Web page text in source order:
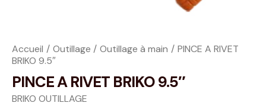
Accueil Outillage Outillage à main
PINCE A RIVET
BRIKO 9.5″
PINCE A RIVET BRIKO 9.5″
BRIKO OUTILLAGE